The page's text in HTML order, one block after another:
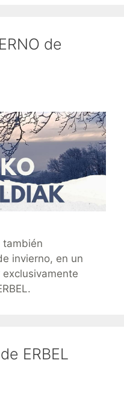
de
también
invierno, en un
ERBEL